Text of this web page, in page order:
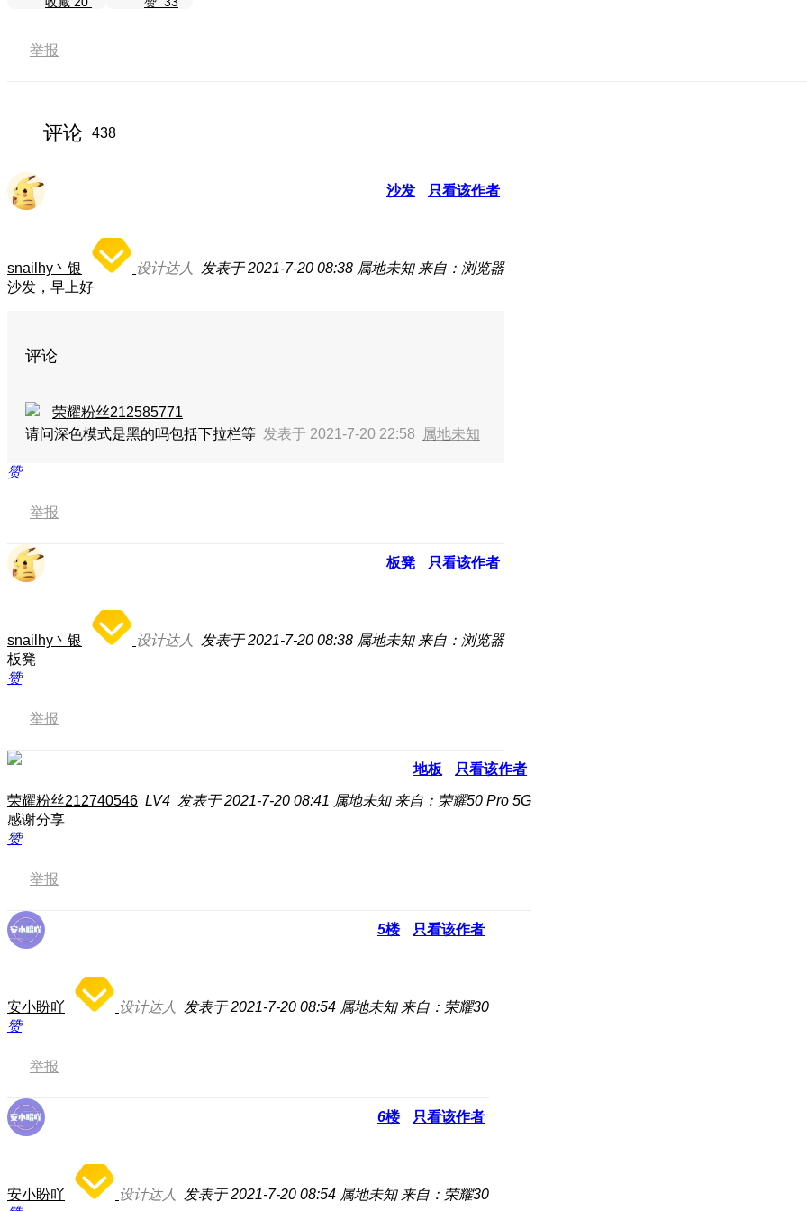
举报
评论 438
沙发 只看该作者
snailhy丶银 设计达人 发表于 2021-7-20 08:38 属地未知 来自：浏览器
沙发，早上好
评论
荣耀粉丝212585771
请问深色模式是黑的吗包括下拉栏等 发表于 2021-7-20 22:58 属地未知
赞
举报
板凳 只看该作者
snailhy丶银 设计达人 发表于 2021-7-20 08:38 属地未知 来自：浏览器
板凳
赞
举报
地板 只看该作者
荣耀粉丝212740546 LV4 发表于 2021-7-20 08:41 属地未知 来自：荣耀50 Pro 5G
感谢分享
赞
举报
5楼 只看该作者
安小盼吖 设计达人 发表于 2021-7-20 08:54 属地未知 来自：荣耀30
赞
举报
6楼 只看该作者
安小盼吖 设计达人 发表于 2021-7-20 08:54 属地未知 来自：荣耀30